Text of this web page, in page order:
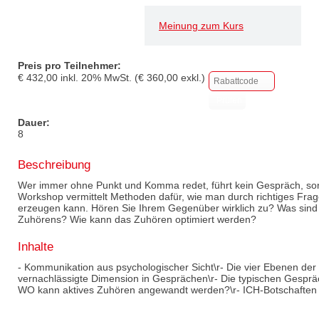
Meinung zum Kurs
Preis pro Teilnehmer:
€ 432,00 inkl. 20% MwSt. (€ 360,00 exkl.)
Dauer:
8
Beschreibung
Wer immer ohne Punkt und Komma redet, führt kein Gespräch,
Workshop vermittelt Methoden dafür, wie man durch richtiges
erzeugen kann. Hören Sie Ihrem Gegenüber wirklich zu? Was
Zuhörens? Wie kann das Zuhören optimiert werden?
Inhalte
- Kommunikation aus psychologischer Sicht\r- Die vier Ebenen
vernachlässigte Dimension in Gesprächen\r- Die typischen
WO kann aktives Zuhören angewandt werden?\r- ICH-